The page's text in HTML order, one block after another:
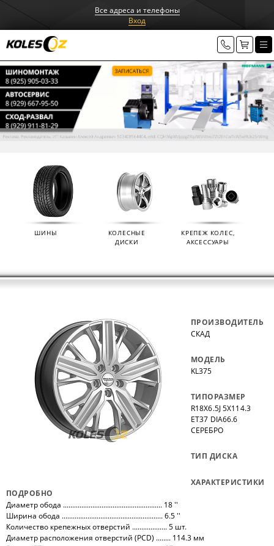
Все адреса и телефоны
Вход
ШИНЫ
КОЛЕСНЫЕ
ДИСКИ
КРЕПЕЖ КОЛЕС,
АКСЕССУАРЫ
ПРОИЗВОДИТЕЛЬ
СКАД
МОДЕЛЬ
KL375
ТИПОРАЗМЕР
R18X6.5J 5X114.3
ET37 DIA66.6
СЕРЕБРО
ТИП ДИСКА
ХАРАКТЕРИСТИКИ
ПОДРОБНО
Диаметр обода ...................................................... 18 ''
Ширина обода ....................................................... 6.5 ''
Количество крепежных отверстий ................... 5 шт.
Диаметр расположения отверстий (PCD) ........ 114.3 мм